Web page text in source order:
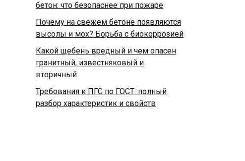
бетон: что безопаснее при пожаре
Почему на свежем бетоне появляются
высолы и мох? Борьба с биокоррозией
Какой щебень вредный и чем опасен
гранитный, известняковый и
вторичный
Требования к ПГС по ГОСТ: полный
разбор характеристик и свойств